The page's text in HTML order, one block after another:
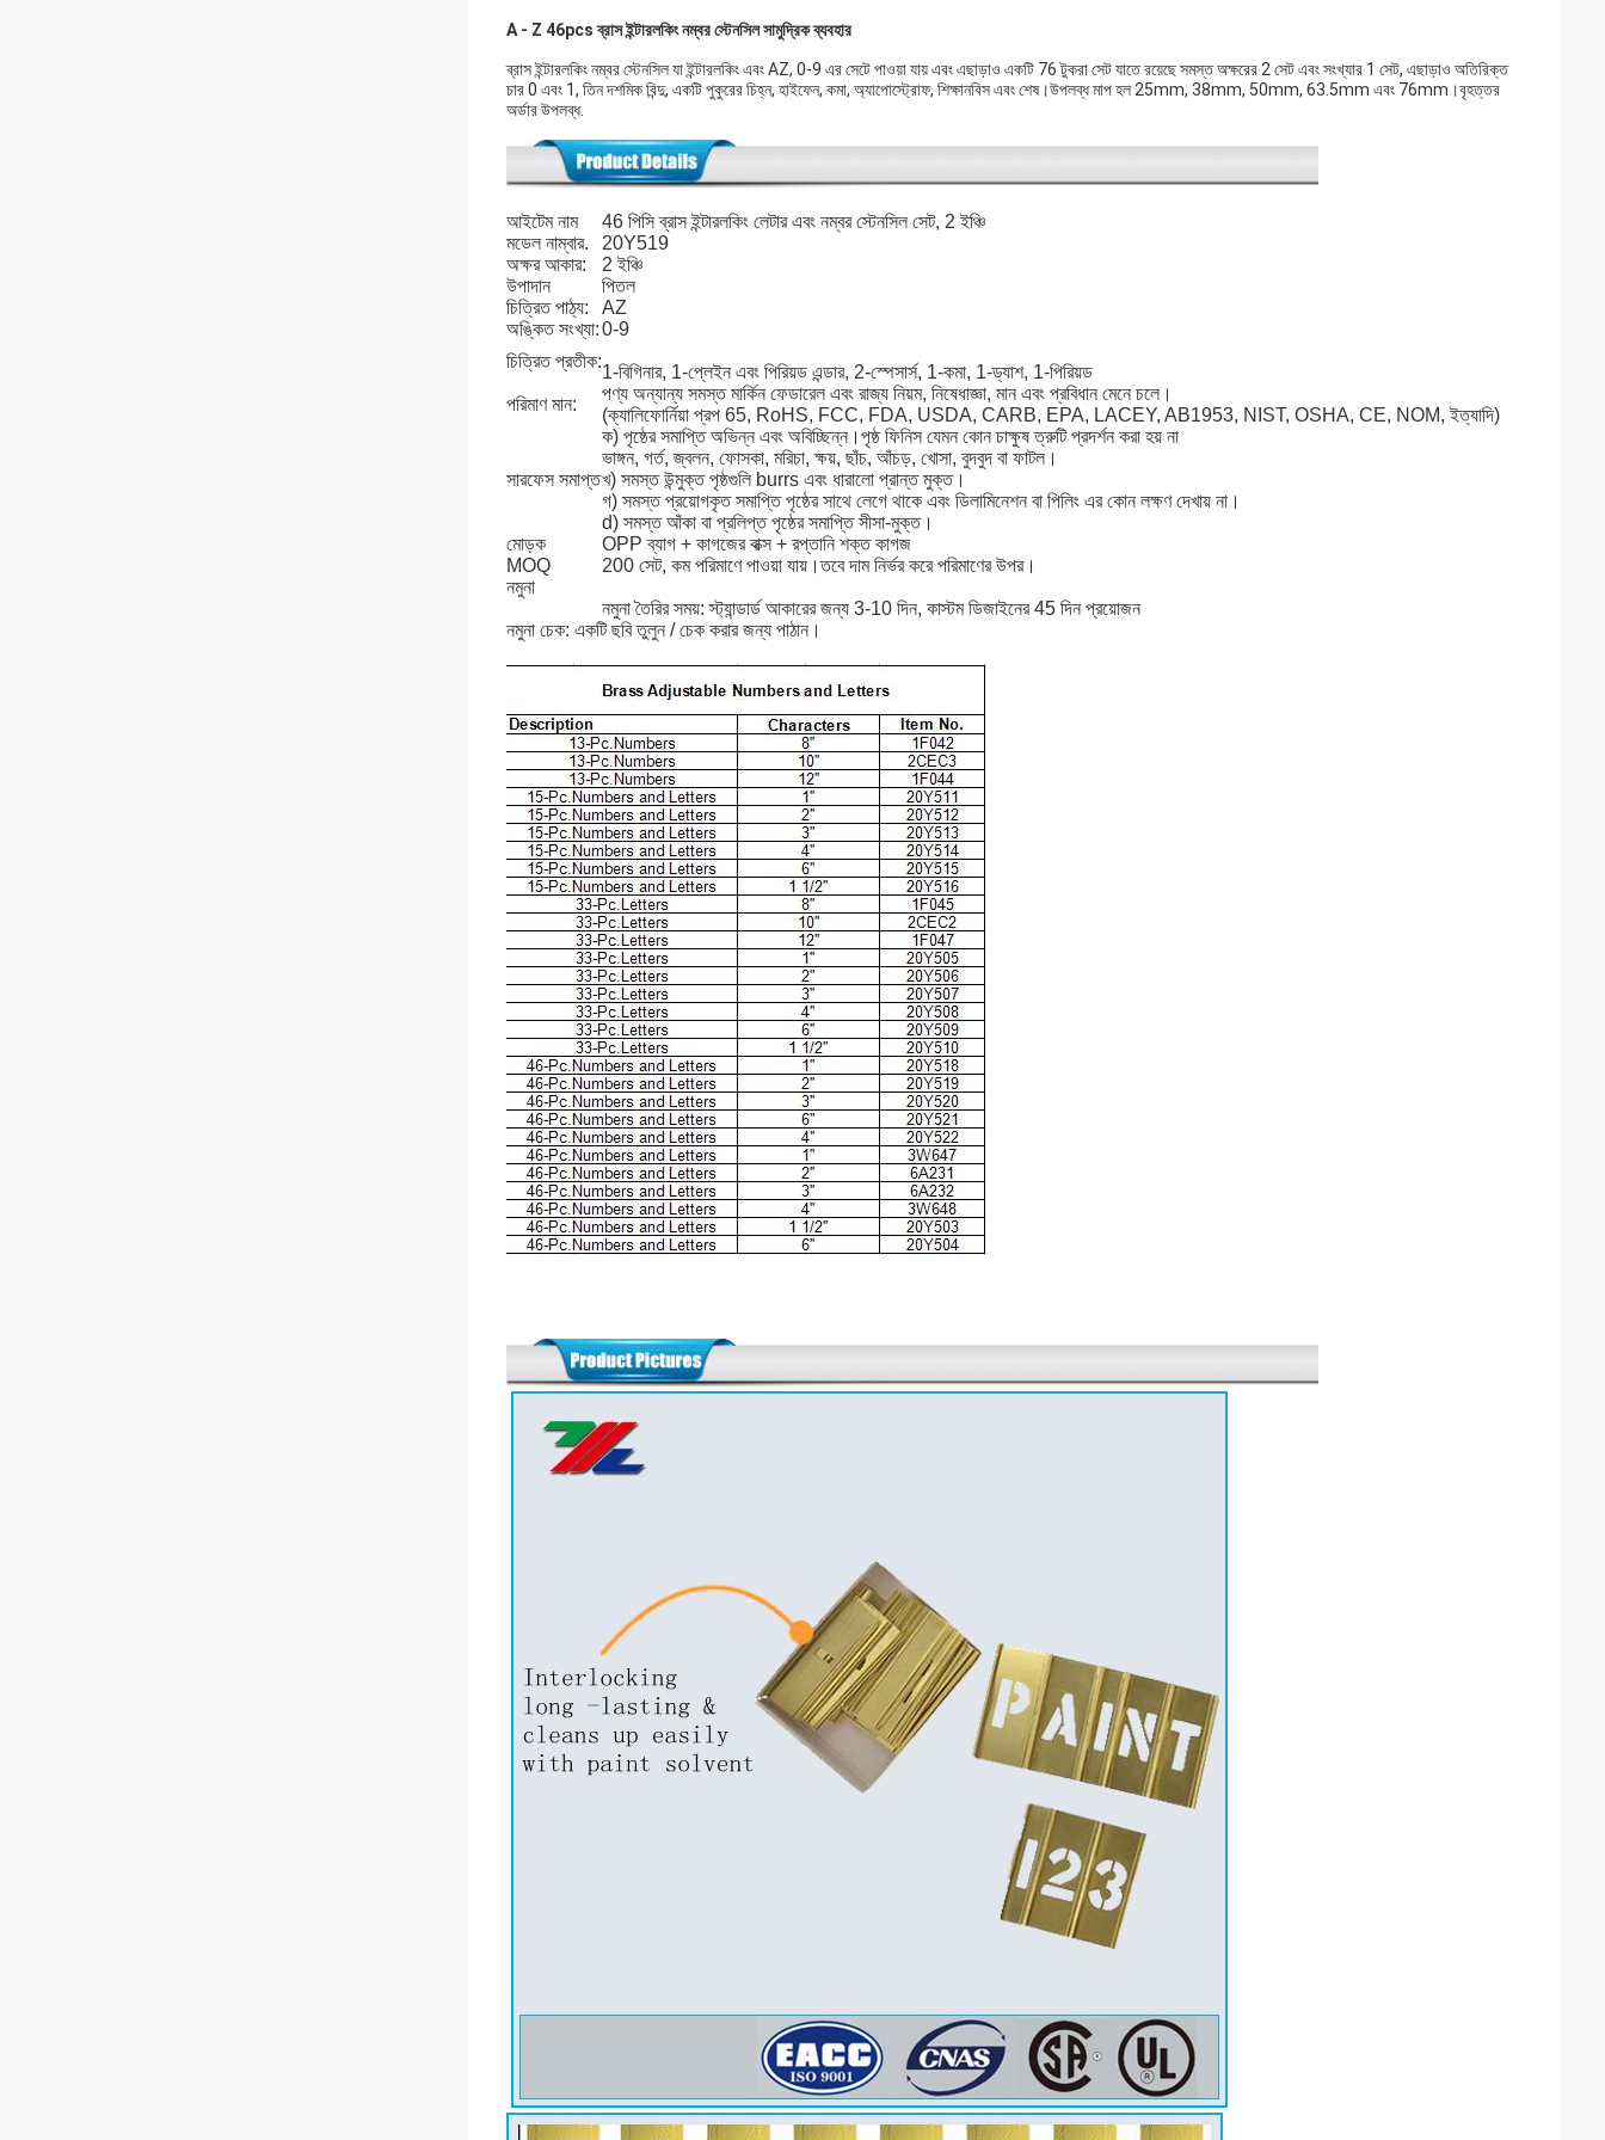
A - Z 46pcs ব্রাস ইন্টারলকিং নম্বর স্টেনসিল সামুদ্রিক ব্যবহার
ব্রাস ইন্টারলকিং নম্বর স্টেনসিল যা ইন্টারলকিং এবং AZ, 0-9 এর সেটে পাওয়া যায় এবং এছাড়াও একটি 76 টুকরা সেট যাতে রয়েছে সমস্ত অক্ষরের 2 সেট এবং সংখ্যার 1 সেট, এছাড়াও অতিরিক্ত
চার 0 এবং 1, তিন দশমিক বিন্দু, একটি পুকুরের চিহ্ন, হাইফেন, কমা, অ্যাপোস্ট্রোফ, শিক্ষানবিস এবং শেষ।উপলব্ধ মাপ হল 25mm, 38mm, 50mm, 63.5mm এবং 76mm।বৃহত্তর
অর্ডার উপলব্ধ.
আইটেম নাম
46 পিসি ব্রাস ইন্টারলকিং লেটার এবং নম্বর স্টেনসিল সেট, 2 ইঞ্চি
মডেল নাম্বার.
20Y519
অক্ষর আকার:
2 ইঞ্চি
উপাদান
পিতল
চিত্রিত পাঠ্য:
AZ
অঙ্কিত সংখ্যা:0-9
চিত্রিত প্রতীক:
1-বিগিনার, 1-প্লেইন এবং পিরিয়ড এন্ডার, 2-স্পেসার্স, 1-কমা, 1-ড্যাশ, 1-পিরিয়ড
পরিমাণ মান:
পণ্য অন্যান্য সমস্ত মার্কিন ফেডারেল এবং রাজ্য নিয়ম, নিষেধাজ্ঞা, মান এবং প্রবিধান মেনে চলে।
(ক্যালিফোর্নিয়া প্রপ 65, RoHS, FCC, FDA, USDA, CARB, EPA, LACEY, AB1953, NIST, OSHA, CE, NOM, ইত্যাদি)
সারফেস সমাপ্ত
ক) পৃষ্ঠের সমাপ্তি অভিন্ন এবং অবিচ্ছিন্ন।পৃষ্ঠ ফিনিস যেমন কোন চাক্ষুষ ত্রুটি প্রদর্শন করা হয় না
ভাঙ্গন, গর্ত, জ্বলন, ফোসকা, মরিচা, ক্ষয়, ছাঁচ, আঁচড়, খোসা, বুদবুদ বা ফাটল।
খ) সমস্ত উন্মুক্ত পৃষ্ঠগুলি burrs এবং ধারালো প্রান্ত মুক্ত।
গ) সমস্ত প্রয়োগকৃত সমাপ্তি পৃষ্ঠের সাথে লেগে থাকে এবং ডিলামিনেশন বা পিলিং এর কোন লক্ষণ দেখায় না।
d) সমস্ত আঁকা বা প্রলিপ্ত পৃষ্ঠের সমাপ্তি সীসা-মুক্ত।
মোড়ক
OPP ব্যাগ + কাগজের বাক্স + রপ্তানি শক্ত কাগজ
MOQ
200 সেট, কম পরিমাণে পাওয়া যায়।তবে দাম নির্ভর করে পরিমাণের উপর।
নমুনা
নমুনা তৈরির সময়: স্ট্যান্ডার্ড আকারের জন্য 3-10 দিন, কাস্টম ডিজাইনের 45 দিন প্রয়োজন
নমুনা চেক: একটি ছবি তুলুন / চেক করার জন্য পাঠান।